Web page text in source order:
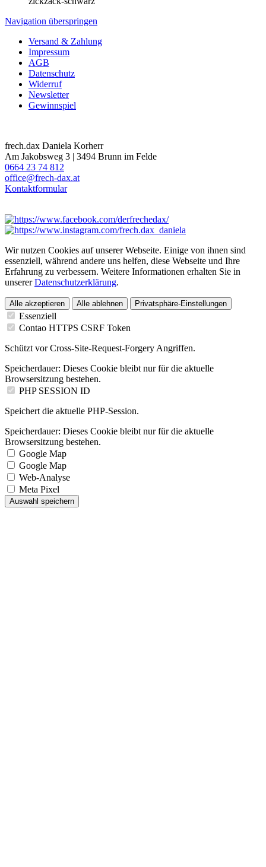
Navigation überspringen
Versand & Zahlung
Impressum
AGB
Datenschutz
Widerruf
Newsletter
Gewinnspiel
frech.dax Daniela Korherr
Am Jakobsweg 3 | 3494 Brunn im Felde
0664 23 74 812
office@frech-dax.at
Kontaktformular
Wir nutzen Cookies auf unserer Webseite. Einige von ihnen sind
essenziell, während andere uns helfen, diese Webseite und Ihre
Erfahrung zu verbessern. Weitere Informationen erhalten Sie in
unsererDatenschutzerklärung.
Alle akzeptieren Alle ablehnen Privatsphäre-Einstellungen
Essenziell
Contao HTTPS CSRF Token
Schützt vor Cross-Site-Request-Forgery Angriffen.
Speicherdauer: Dieses Cookie bleibt nur für die aktuelle
Browsersitzung bestehen.
PHP SESSION ID
Speichert die aktuelle PHP-Session.
Speicherdauer: Dieses Cookie bleibt nur für die aktuelle
Browsersitzung bestehen.
Google Map
Google Map
Web-Analyse
Meta Pixel
Auswahl speichern